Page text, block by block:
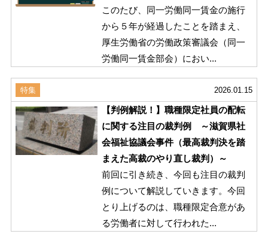
このたび、同一労働同一賃金の施行
から５年が経過したことを踏まえ、
厚生労働省の労働政策審議会（同一
労働同一賃金部会）におい...
特集 2026.01.15
【判例解説！】職種限定社員の配転
に関する注目の裁判例 ～滋賀県社
会福祉協議会事件（最高裁判決を踏
まえた高裁のやり直し裁判）～
前回に引き続き、今回も注目の裁判
例について解説していきます。今回
とり上げるのは、職種限定合意があ
る労働者に対して行われた...